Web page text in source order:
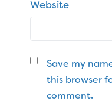
Website
Save my
this browser
comment.